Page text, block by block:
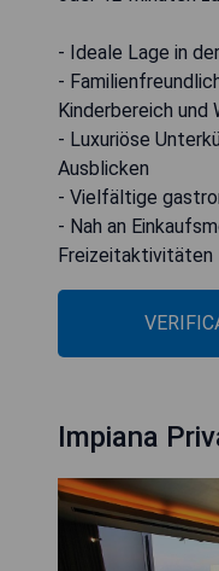
- Ideale Lage in
-
Kinderbereich und
- Luxuriöse
Ausblicken
- Vielfältige
- Nah an
Freizeitaktivitäten
Impiana